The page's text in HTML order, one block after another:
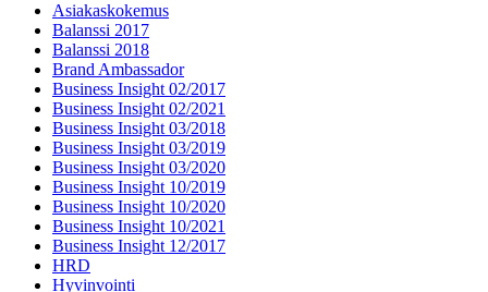
Asiakaskokemus
Balanssi 2017
Balanssi 2018
Brand Ambassador
Business Insight 02/2017
Business Insight 02/2021
Business Insight 03/2018
Business Insight 03/2019
Business Insight 03/2020
Business Insight 10/2019
Business Insight 10/2020
Business Insight 10/2021
Business Insight 12/2017
HRD
Hyvinvointi